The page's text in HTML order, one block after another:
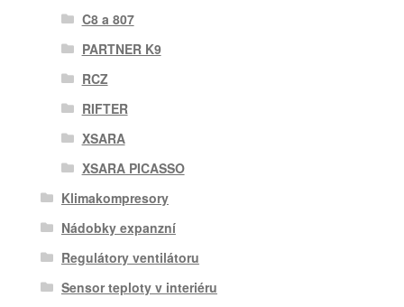
C8 a 807
PARTNER K9
RCZ
RIFTER
XSARA
XSARA PICASSO
Klimakompresory
Nádobky expanzní
Regulátory ventilátoru
Sensor teploty v interiéru